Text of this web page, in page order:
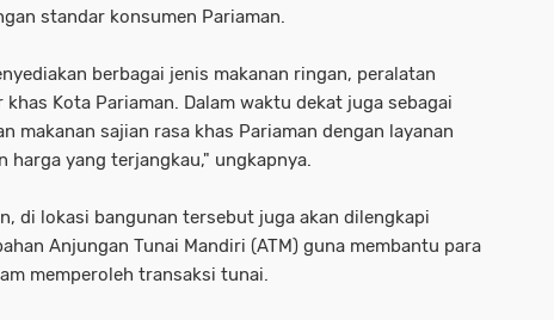
standar konsumen Pariaman.
berbagai jenis makanan ringan, peralatan
khas Kota Pariaman. Dalam waktu dekat juga sebagai
makanan sajian rasa khas Pariaman dengan layanan
harga yang terjangkau," ungkapnya.
di lokasi bangunan tersebut juga akan dilengkapi
Anjungan Tunai Mandiri (ATM) guna membantu para
memperoleh transaksi tunai.